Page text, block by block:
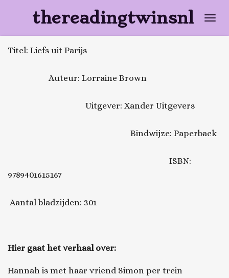
naar
de
thereadingtwinsnl
Titel: Liefs uit Parijs
Auteur: Lorraine Brown
Uitgever: Xander Uitgevers
Bindwijze: Paperback
ISBN:
9789401615167
Aantal bladzijden: 301
Hier gaat het verhaal over:
Hannah is met haar vriend Simon per trein